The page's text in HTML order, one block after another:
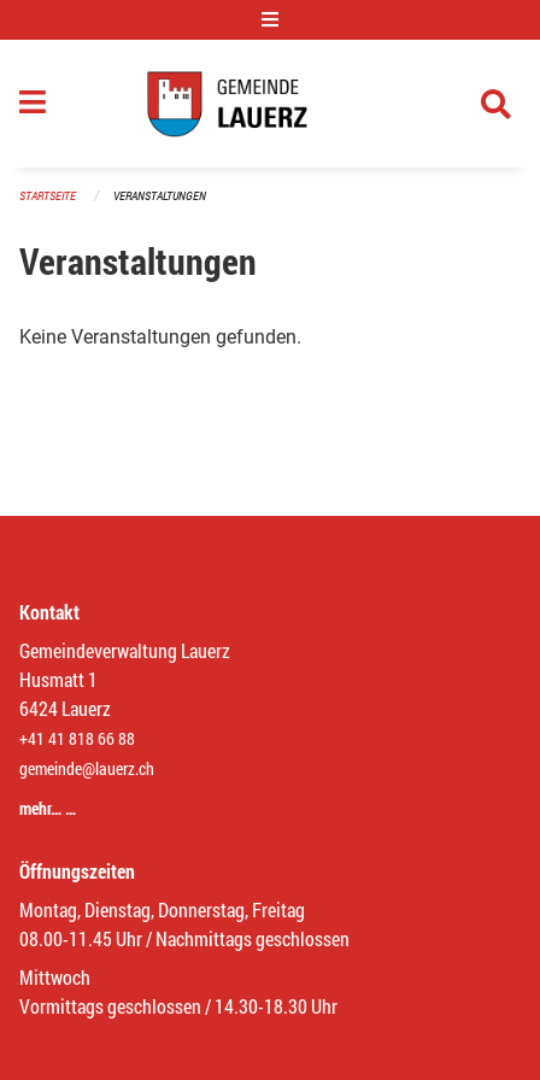
STARTSEITE VERANSTALTUNGEN
Veranstaltungen
Keine Veranstaltungen gefunden.
Kontakt
Gemeindeverwaltung Lauerz
Husmatt 1
6424 Lauerz
+41 41 818 66 88
gemeinde@lauerz.ch
mehr… …
Öffnungszeiten
Montag, Dienstag, Donnerstag, Freitag
08.00-11.45 Uhr / Nachmittags geschlossen
Mittwoch
Vormittags geschlossen / 14.30-18.30 Uhr